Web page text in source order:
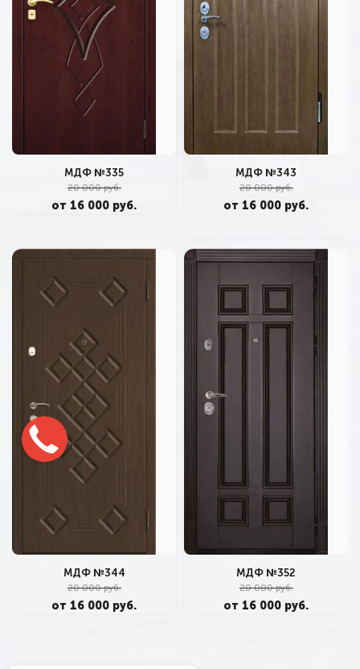
МДФ №335
20 000 руб.
от 16 000 руб.
МДФ №343
20 000 руб.
от 16 000 руб.
МДФ №344
20 000 руб.
от 16 000 руб.
МДФ №352
20 000 руб.
от 16 000 руб.